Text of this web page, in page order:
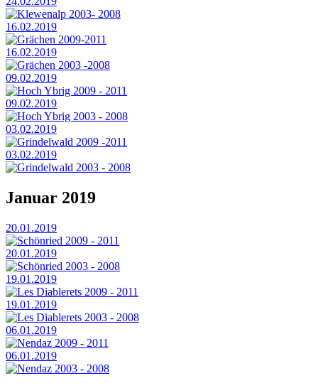
Klewenalp 2003- 2008
16.02.2019
Grächen 2009-2011
16.02.2019
Grächen 2003 -2008
09.02.2019
Hoch Ybrig 2009 - 2011
09.02.2019
Hoch Ybrig 2003 - 2008
03.02.2019
Grindelwald 2009 -2011
03.02.2019
Grindelwald 2003 - 2008
Januar 2019
20.01.2019
Schönried 2009 - 2011
20.01.2019
Schönried 2003 - 2008
19.01.2019
Les Diablerets 2009 - 2011
19.01.2019
Les Diablerets 2003 - 2008
06.01.2019
Nendaz 2009 - 2011
06.01.2019
Nendaz 2003 - 2008